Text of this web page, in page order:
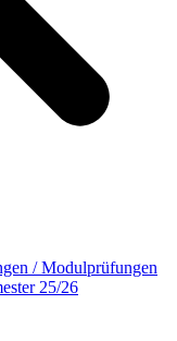
/ Modulprüfungen
25/26